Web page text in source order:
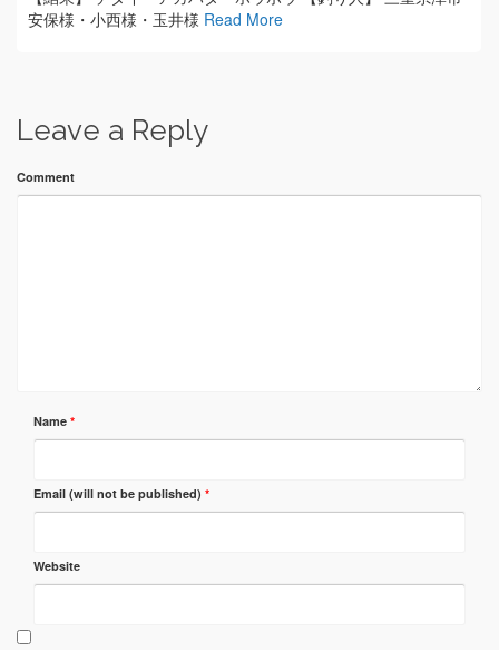
安保様・小西様・玉井様 Read More
Leave a Reply
Comment
Name *
Email (will not be published) *
Website